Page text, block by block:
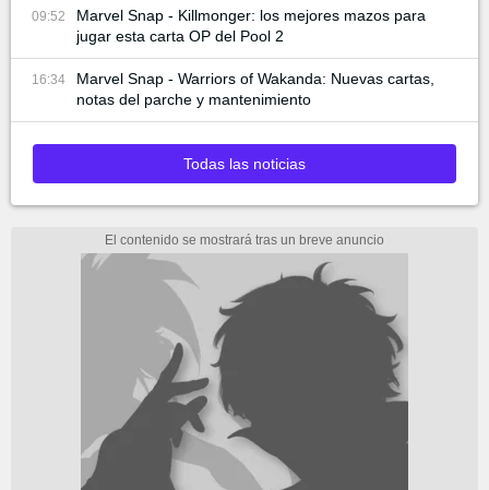
09:52
Marvel Snap - Killmonger: los mejores mazos para
jugar esta carta OP del Pool 2
16:34
Marvel Snap - Warriors of Wakanda: Nuevas cartas,
notas del parche y mantenimiento
Todas las noticias